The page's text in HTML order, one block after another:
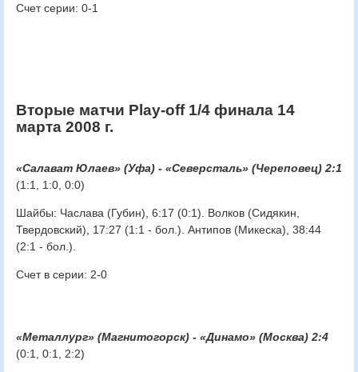
Счет серии: 0-1
Вторые матчи Play-off 1/4 финала 14
марта 2008 г.
«Салават Юлаев» (Уфа) - «Северсталь» (Череповец) 2:1
(1:1, 1:0, 0:0)
Шайбы: Часлава (Губин), 6:17 (0:1). Волков (Сидякин,
Твердовский), 17:27 (1:1 - бол.). Антипов (Микеска), 38:44
(2:1 - бол.).
Счет в серии: 2-0
«Металлург» (Магнитогорск) - «Динамо» (Москва) 2:4
(0:1, 0:1, 2:2)